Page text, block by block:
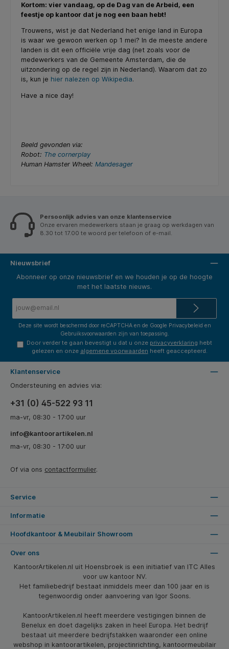
Kortom: vier vandaag, op de Dag van de Arbeid, een
feestje op kantoor dat je nog een baan hebt!
Trouwens, wist je dat Nederland het enige land in Europa
is waar we gewoon werken op 1 mei? In de meeste andere
landen is dit een officiële vrije dag (net zoals voor de
medewerkers van de Gemeente Amsterdam, die de
uitzondering op de regel zijn in Nederland). Waarom dat zo
is, kun je hier nalezen op Wikipedia.
Have a nice day!
Beeld gevonden via:
Robot: The cornerplay
Human Hamster Wheel: Mandesager
Persoonlijk advies van onze klantenservice
Onze ervaren medewerkers staan je graag op werkdagen van
8.30 tot 17.00 te woord per telefoon of e-mail.
Nieuwsbrief
Abonneer op onze nieuwsbrief en we houden je op de hoogte
met het laatste nieuws.
Deze site wordt beschermd door reCAPTCHA en de Google Privacybeleid en
Gebruiksvoorwaarden zijn van toepassing.
Door verder te gaan bevestigt u dat u onze privacyverklaring hebt
gelezen en onze algemene voorwaarden heeft geaccepteerd.
Klantenservice
Ondersteuning en advies via:
+31 (0) 45-522 93 11
ma-vr, 08:30 - 17:00 uur
info@kantoorartikelen.nl
ma-vr, 08:30 - 17:00 uur
Of via ons contactformulier.
Service
Informatie
Hoofdkantoor & Meubilair Showroom
Over ons
KantoorArtikelen.nl uit Hoensbroek is een initiatief van ITC Alles
voor uw kantoor NV.
Het familiebedrijf bestaat inmiddels meer dan 100 jaar en is
tegenwoordig onder aanvoering van Igor Soons.
KantoorArtikelen.nl heeft meerdere vestigingen binnen de
Benelux en doet dagelijks zaken in heel Europa. Het bedrijf
bestaat uit meerdere bedrijfstakken waaronder een online
webshop in kantoorartikelen, projectinrichting, kantoormeubilair